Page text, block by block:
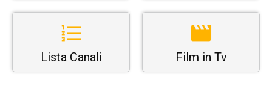
Lista Canali Film in Tv